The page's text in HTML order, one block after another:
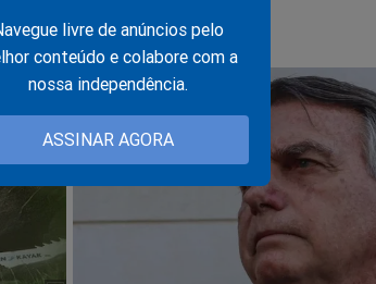
livre de anúncios pelo
conteúdo e colabore com a
nossa independência.
ASSINAR AGORA